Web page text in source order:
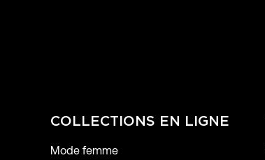
COLLECTIONS EN LIGNE
Mode femme